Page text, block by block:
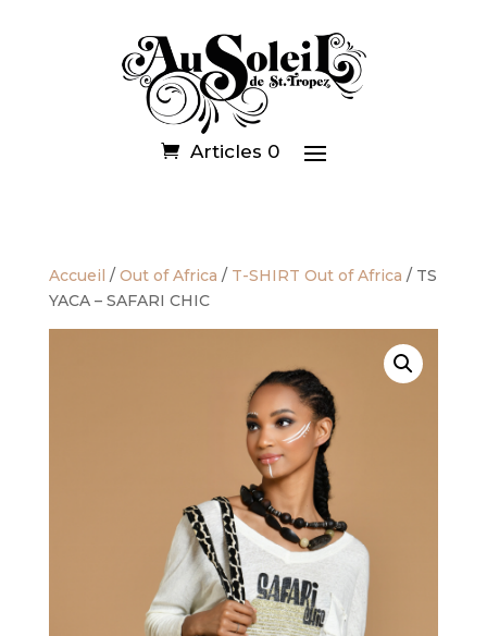
Articles 0
Accueil / Out of Africa / T-SHIRT Out of Africa / TS
YACA – SAFARI CHIC